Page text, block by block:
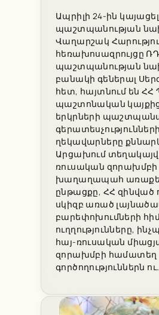
Ապրիլի 24-ին
պաշտպանության
Վաղարշակ
հեռախոսազրույցը ՌԴ
պաշտպանության
բանակի գեներալ
հետ, հայտնում են ՀՀ
պաշտոնական
երկրների
գերատեսչությունների
ղեկավարները
Արցախում
ռուսական զորախմբի
խաղաղապահ
ընթացքը, ՀՀ զինված
սկիզբ առած
բարեփոխումների
ուղղությունները,
հայ-ռուսական
զորախմբի համատեղ
գործողություններն